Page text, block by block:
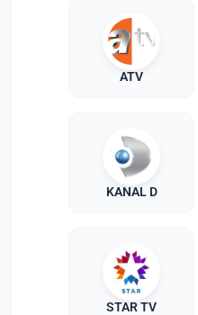
ATV
KANAL D
STAR TV